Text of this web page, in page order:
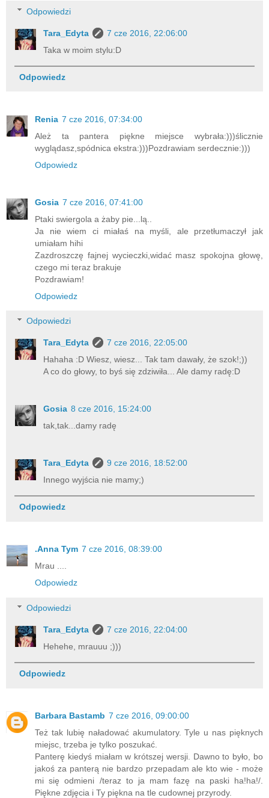
Odpowiedzi
Tara_Edyta
7 cze 2016, 22:06:00
Taka w moim stylu:D
Odpowiedz
Renia 7 cze 2016, 07:34:00
Ależ ta pantera piękne miejsce wybrała:)))ślicznie
wyglądasz,spódnica ekstra:)))Pozdrawiam serdecznie:)))
Odpowiedz
Gosia 7 cze 2016, 07:41:00
Ptaki swiergola a żaby pie...lą..
Ja nie wiem ci miałaś na myśli, ale przetłumaczył jak
umiałam hihi
Zazdroszczę fajnej wycieczki,widać masz spokojna głowę,
czego mi teraz brakuje
Pozdrawiam!
Odpowiedz
Odpowiedzi
Tara_Edyta
7 cze 2016, 22:05:00
Hahaha :D Wiesz, wiesz... Tak tam dawały, że szok!;))
A co do głowy, to byś się zdziwiła... Ale damy radę:D
Gosia 8 cze 2016, 15:24:00
tak,tak...damy radę
Tara_Edyta
9 cze 2016, 18:52:00
Innego wyjścia nie mamy;)
Odpowiedz
.Anna Tym 7 cze 2016, 08:39:00
Mrau ....
Odpowiedz
Odpowiedzi
Tara_Edyta
7 cze 2016, 22:04:00
Hehehe, mrauuu ;)))
Odpowiedz
Barbara Bastamb 7 cze 2016, 09:00:00
Też tak lubię naładować akumulatory. Tyle u nas pięknych
miejsc, trzeba je tylko poszukać.
Panterę kiedyś miałam w krótszej wersji. Dawno to było, bo
jakoś za panterą nie bardzo przepadam ale kto wie - może
mi się odmieni /teraz to ja mam fazę na paski ha!ha!/.
Piękne zdjęcia i Ty piękna na tle cudownej przyrody.